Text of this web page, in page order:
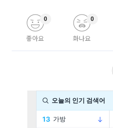
좋아요
0
화나요
0